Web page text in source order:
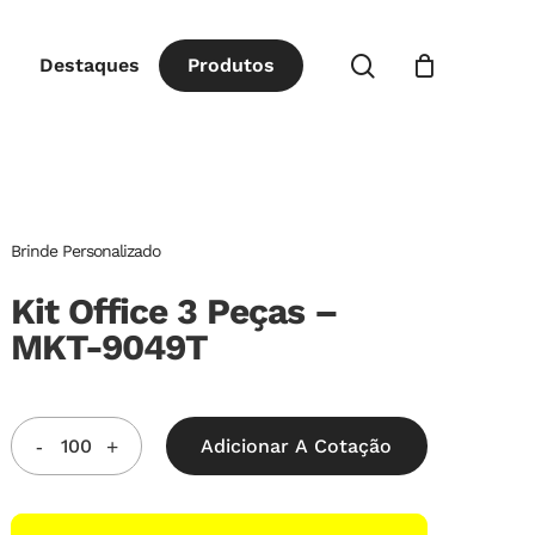
Destaques Produtos procurar
Brinde Personalizado
Kit Office 3 Peças –
MKT-9049T
Adicionar A Cotação